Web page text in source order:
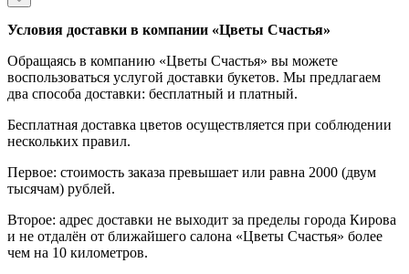
Условия доставки в компании «Цветы Счастья»
Обращаясь в компанию «Цветы Счастья» вы можете
воспользоваться услугой доставки букетов. Мы предлагаем
два способа доставки: бесплатный и платный.
Бесплатная доставка цветов осуществляется при соблюдении
нескольких правил.
Первое: стоимость заказа превышает или равна 2000 (двум
тысячам) рублей.
Второе: адрес доставки не выходит за пределы города Кирова
и не отдалён от ближайшего салона «Цветы Счастья» более
чем на 10 километров.